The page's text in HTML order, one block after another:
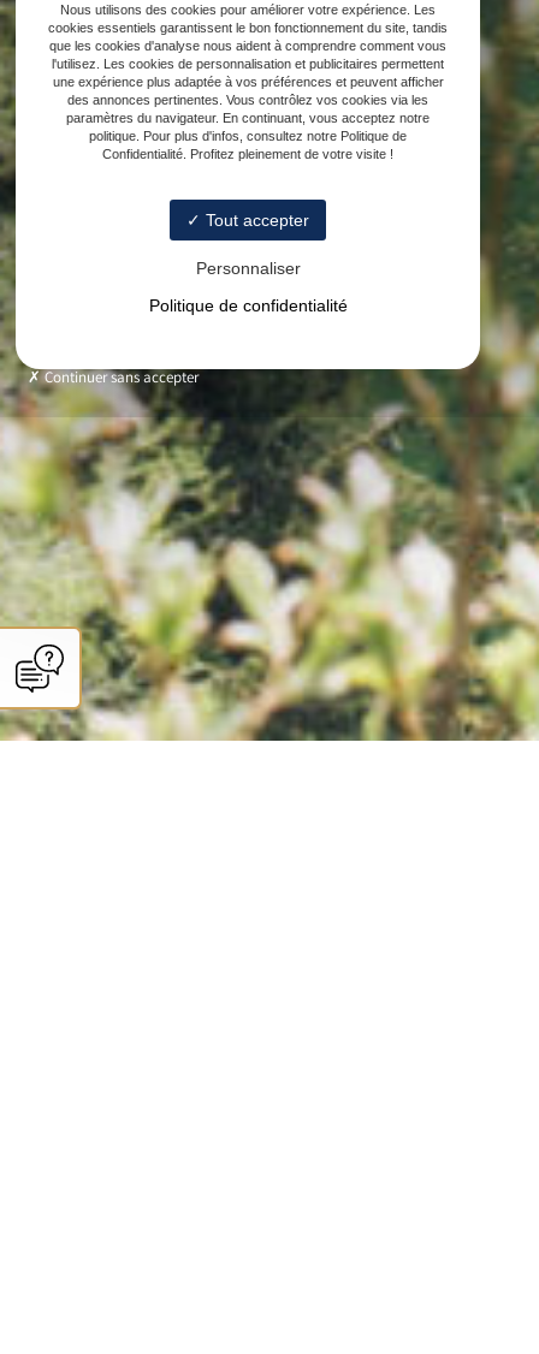
Nous utilisons des cookies pour améliorer votre expérience. Les
cookies essentiels garantissent le bon fonctionnement du site, tandis
que les cookies d'analyse nous aident à comprendre comment vous
l'utilisez. Les cookies de personnalisation et publicitaires permettent
une expérience plus adaptée à vos préférences et peuvent afficher
des annonces pertinentes. Vous contrôlez vos cookies via les
paramètres du navigateur. En continuant, vous acceptez notre
politique. Pour plus d'infos, consultez notre Politique de
Confidentialité. Profitez pleinement de votre visite !
Tout accepter
Personnaliser
Politique de confidentialité
Continuer sans accepter